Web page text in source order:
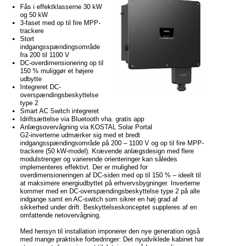
Nyheder
Nyheder
Jobs/Studier
Fås i effektklasserne 30 kW
og 50 kW
3-faset med op til fire MPP-
trackere
Stort
indgangsspændingsområde
fra 200 til 1100 V
DC-overdimensionering op til
150 % muliggør et højere
udbytte
Integreret DC-
overspændingsbeskyttelse
type 2
Smart AC Switch integreret
Idriftsættelse via Bluetooth vha. gratis app
Anlægsovervågning via KOSTAL Solar Portal
G2-inverterne udmærker sig med et bredt
indgangsspændingsområde på 200 – 1100 V og op til fire MPP-
trackere (50 kW-model). Krævende anlægsdesign med flere
modulstrenger og varierende orienteringer kan således
implementeres effektivt. Der er mulighed for
overdimensioneringen af DC-siden med op til 150 % – ideelt til
at maksimere energiudbyttet på erhvervsbygninger. Inverterne
kommer med en DC-overspændingsbeskyttelse type 2 på alle
indgange samt en AC-switch som sikrer en høj grad af
sikkerhed under drift. Beskyttelseskonceptet suppleres af en
omfattende netovervågning.
Med hensyn til installation imponerer den nye generation også
med mange praktiske forbedringer: Det nyudviklede kabinet har